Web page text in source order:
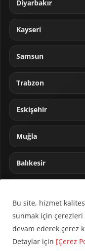
Diyarbakır
Kayseri
Samsun
Trabzon
Eskişehir
Muğla
Balıkesir
Bu site, hizmet
sunmak için çerezleri
devam ederek çerez
Detaylar için [Çerez